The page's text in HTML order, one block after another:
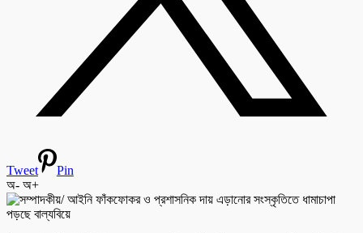
Tweet
Pin
অ- অ+